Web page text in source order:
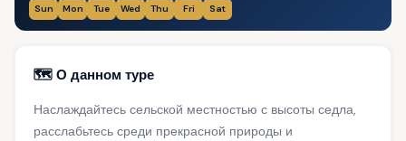
Sun Mon Tue Wed Thu Fri Sat
🗺️ О данном туре
Наслаждайтесь сельской местностью с высоты седла,
расслабьтесь среди прекрасной природы и